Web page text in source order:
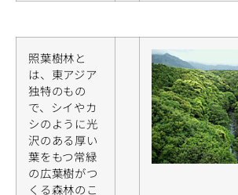
照葉樹林と
は、東アジア
独特のもの
で、シイやカ
シのように光
沢のある厚い
葉をもつ常緑
の広葉樹がつ
くる森林のこ